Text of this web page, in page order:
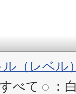
ル（レベル
べて
：